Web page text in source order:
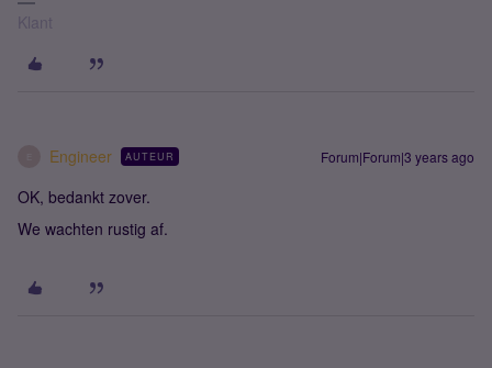
Klant
Engineer AUTEUR Forum|Forum|3 years ago
OK, bedankt zover.
We wachten rustig af.